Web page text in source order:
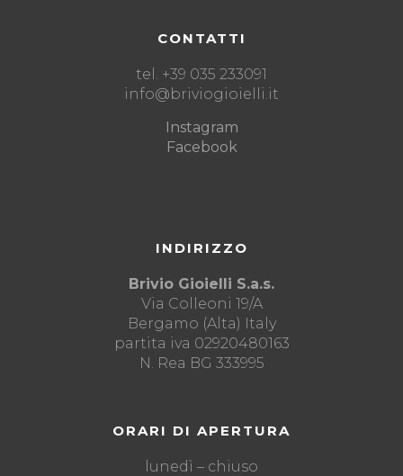
CONTATTI
tel. +39 035 233091
info@briviogioielli.it
Instagram
Facebook
INDIRIZZO
Brivio Gioielli S.a.s.
Via Colleoni 19/A
Bergamo (Alta) Italy
partita iva 02920480163
N. Rea BG 333995
ORARI DI APERTURA
lunedì – chiuso